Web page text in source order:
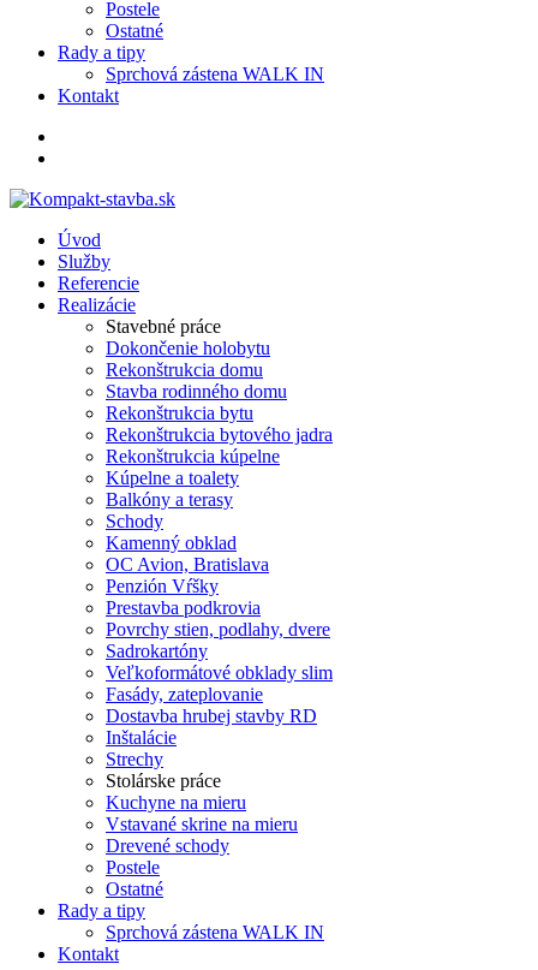
Postele
Ostatné
Rady a tipy
Sprchová zástena WALK IN
Kontakt
Úvod
Služby
Referencie
Realizácie
Stavebné práce
Dokončenie holobytu
Rekonštrukcia domu
Stavba rodinného domu
Rekonštrukcia bytu
Rekonštrukcia bytového jadra
Rekonštrukcia kúpelne
Kúpelne a toalety
Balkóny a terasy
Schody
Kamenný obklad
OC Avion, Bratislava
Penzión Vŕšky
Prestavba podkrovia
Povrchy stien, podlahy, dvere
Sadrokartóny
Veľkoformátové obklady slim
Fasády, zateplovanie
Dostavba hrubej stavby RD
Inštalácie
Strechy
Stolárske práce
Kuchyne na mieru
Vstavané skrine na mieru
Drevené schody
Postele
Ostatné
Rady a tipy
Sprchová zástena WALK IN
Kontakt